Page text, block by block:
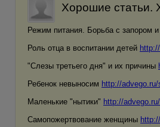
Хорошие статьи.
Режим питания. Борьба с запором
Роль отца в воспитании детей
"Слезы третьего дня" и их причины
Ребенок невыносим http://
Маленькие "нытики" http://
Самопожертвование женщины